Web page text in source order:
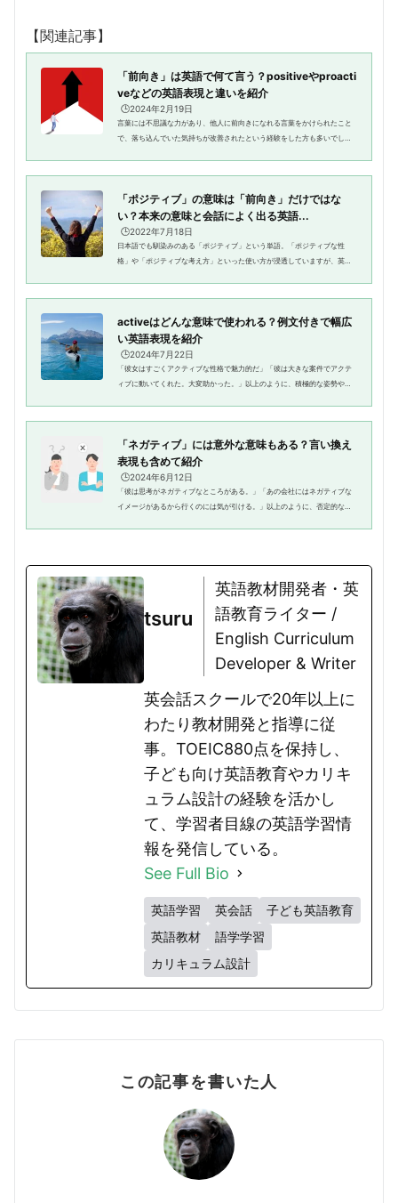
【関連記事】
「前向き」は英語で何て言う？positiveやproacti
veなどの英語表現と違いを紹介
🕒️2024年2月19日
言葉には不思議な力があり、他人に前向きになれる言葉をかけられたこと
で、落ち込んでいた気持ちが改善されたという経験をした方も多いでしょ
「ポジティブ」の意味は「前向き」だけではな
い？本来の意味と会話によく出る英語...
🕒️2022年7月18日
日本語でも馴染みのある「ポジティブ」という単語。「ポジティブな性
格」や「ポジティブな考え方」といった使い方が浸透していますが、英語
activeはどんな意味で使われる？例文付きで幅広
い英語表現を紹介
🕒️2024年7月22日
「彼女はすごくアクティブな性格で魅力的だ」「彼は大きな案件でアクテ
ィブに動いてくれた。大変助かった。」以上のように、積極的な姿勢や精
「ネガティブ」には意外な意味もある？言い換え
表現も含めて紹介
🕒️2024年6月12日
「彼は思考がネガティブなところがある。」「あの会社にはネガティブな
イメージがあるから行くのには気が引ける。」以上のように、否定的なこ
tsuru
英語教材開発者・英
語教育ライター /
English Curriculum
Developer & Writer
英会話スクールで20年以上に
わたり教材開発と指導に従
事。TOEIC880点を保持し、
子ども向け英語教育やカリキ
ュラム設計の経験を活かし
て、学習者目線の英語学習情
報を発信している。
See Full Bio
英語学習 英会話
子ども英語教育
英語教材
語学学習
カリキュラム設計
この記事を書いた人